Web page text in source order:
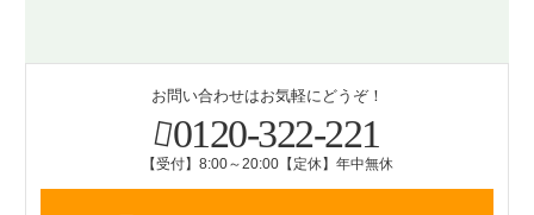
お問い合わせはお気軽にどうぞ！
0120-322-221
【受付】8:00～20:00【定休】年中無休